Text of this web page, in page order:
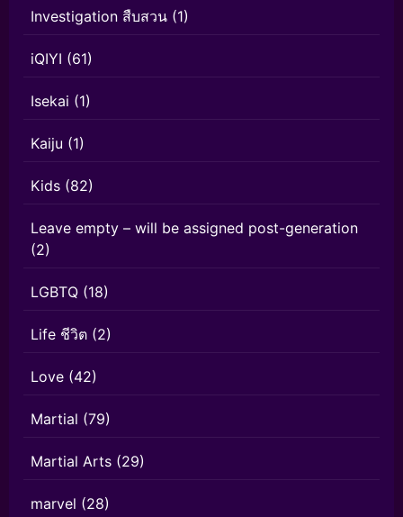
Investigation สืบสวน (1)
iQIYI (61)
Isekai (1)
Kaiju (1)
Kids (82)
Leave empty – will be assigned post-generation
(2)
LGBTQ (18)
Life ชีวิต (2)
Love (42)
Martial (79)
Martial Arts (29)
marvel (28)